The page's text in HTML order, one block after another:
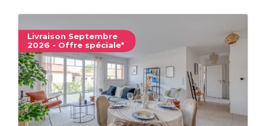
Livraison Septembre
2026 - Offre spéciale*